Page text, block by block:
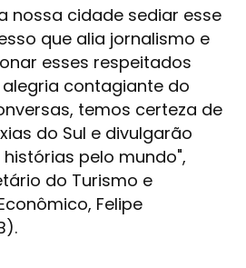
nossa cidade sediar esse
que alia jornalismo e
esses respeitados
alegria contagiante do
temos certeza de
do Sul e divulgarão
pelo mundo",
do Turismo e
Felipe